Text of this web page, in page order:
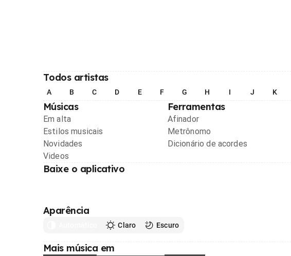
Todos artistas
A B C D E F G H I J K
Músicas
Em alta
Estilos musicais
Novidades
Videos
Ferramentas
Afinador
Metrônomo
Dicionário de acordes
Baixe o aplicativo
Aparência
Claro Escuro
Mais música em